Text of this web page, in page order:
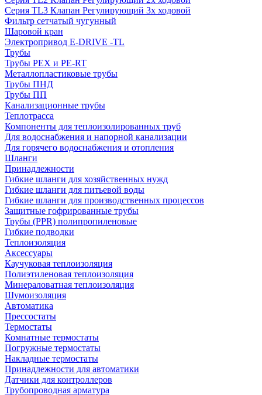
Серия TL3 Клапан Регулирующий 3х ходовой
Фильтр сетчатый чугунный
Шаровой кран
Электропривод E-DRIVE -TL
Трубы
Трубы PEX и PE-RT
Металлопластиковые трубы
Трубы ПНД
Трубы ПП
Канализационные трубы
Теплотрасса
Компоненты для теплоизолированных труб
Для водоснабжения и напорной канализации
Для горячего водоснабжения и отопления
Шланги
Принадлежности
Гибкие шланги для хозяйственных нужд
Гибкие шланги для питьевой воды
Гибкие шланги для производственных процессов
Защитные гофрированные трубы
Трубы (РРR) полипропиленовые
Гибкие подводки
Теплоизоляция
Аксессуары
Каучуковая теплоизоляция
Полиэтиленовая теплоизоляция
Минераловатная теплоизоляция
Шумоизоляция
Автоматика
Прессостаты
Термостаты
Комнатные термостаты
Погружные термостаты
Накладные термостаты
Принадлежности для автоматики
Датчики для контроллеров
Трубопроводная арматура